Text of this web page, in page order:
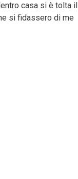
casa si è tolta il
si fidassero di me